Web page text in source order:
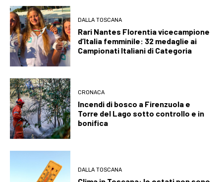
DALLA TOSCANA
Rari Nantes Florentia vicecampione
d’Italia femminile: 32 medaglie ai
Campionati Italiani di Categoria
CRONACA
Incendi di bosco a Firenzuola e
Torre del Lago sotto controllo e in
bonifica
DALLA TOSCANA